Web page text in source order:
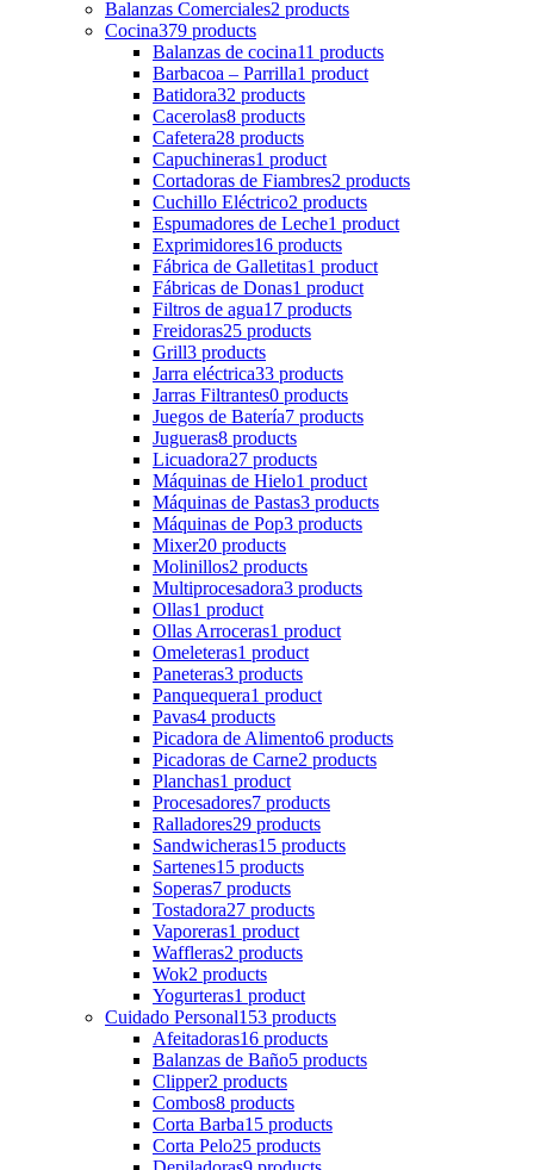
Balanzas Comerciales2 products
Cocina379 products
Balanzas de cocina11 products
Barbacoa – Parrilla1 product
Batidora32 products
Cacerolas8 products
Cafetera28 products
Capuchineras1 product
Cortadoras de Fiambres2 products
Cuchillo Eléctrico2 products
Espumadores de Leche1 product
Exprimidores16 products
Fábrica de Galletitas1 product
Fábricas de Donas1 product
Filtros de agua17 products
Freidoras25 products
Grill3 products
Jarra eléctrica33 products
Jarras Filtrantes0 products
Juegos de Batería7 products
Jugueras8 products
Licuadora27 products
Máquinas de Hielo1 product
Máquinas de Pastas3 products
Máquinas de Pop3 products
Mixer20 products
Molinillos2 products
Multiprocesadora3 products
Ollas1 product
Ollas Arroceras1 product
Omeleteras1 product
Paneteras3 products
Panquequera1 product
Pavas4 products
Picadora de Alimento6 products
Picadoras de Carne2 products
Planchas1 product
Procesadores7 products
Ralladores29 products
Sandwicheras15 products
Sartenes15 products
Soperas7 products
Tostadora27 products
Vaporeras1 product
Waffleras2 products
Wok2 products
Yogurteras1 product
Cuidado Personal153 products
Afeitadoras16 products
Balanzas de Baño5 products
Clipper2 products
Combos8 products
Corta Barba15 products
Corta Pelo25 products